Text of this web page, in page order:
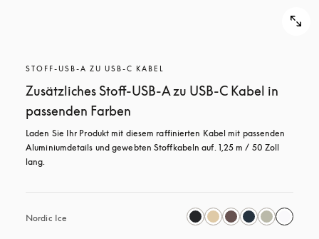
STOFF-USB-A ZU USB-C KABEL
Zusätzliches Stoff-USB-A zu USB-C Kabel in
passenden Farben
Laden Sie Ihr Produkt mit diesem raffinierten Kabel mit passenden
Aluminiumdetails und gewebten Stoffkabeln auf. 1,25 m / 50 Zoll
lang.
Nordic Ice